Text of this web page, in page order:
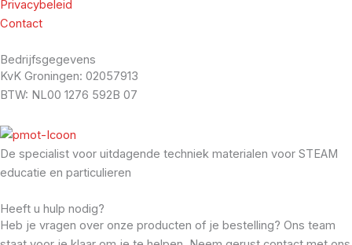
Privacybeleid
Contact
Bedrijfsgegevens
KvK Groningen: 02057913
BTW: NL00 1276 592B 07
De specialist voor uitdagende techniek materialen voor STEAM
educatie en particulieren
Heeft u hulp nodig?
Heb je vragen over onze producten of je bestelling? Ons team